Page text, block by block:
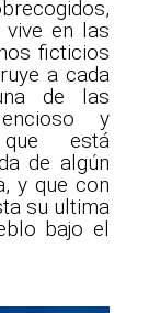
en las
ficticios
a cada
de las
y
está
de algún
y que con
su ultima
bajo el